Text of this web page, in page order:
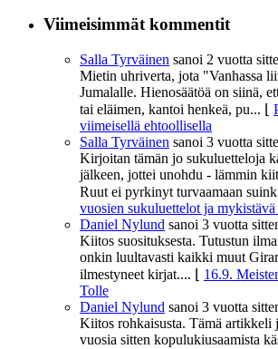
Viimeisimmät kommentit
Salla Tyrväinen sanoi 2 vuotta
Mietin uhriverta, jota "Vanhassa
Jumalalle. Hienosäätöä on siinä,
tai eläimen, kantoi henkeä, pu...
viimeisellä ehtoollisella
Salla Tyrväinen sanoi 3 vuotta
Kirjoitan tämän jo sukuluetteloja
jälkeen, jottei unohdu - lämmin
Ruut ei pyrkinyt turvaamaan
vuosien sukuluettelot ja
Daniel Nylund sanoi 3 vuotta
Kiitos suosituksesta. Tutustun
onkin luultavasti kaikki muut
ilmestyneet kirjat....
16.9.
Tolle
Daniel Nylund sanoi 3 vuotta
Kiitos rohkaisusta. Tämä artikkeli
vuosia sitten kopulukiusaamista